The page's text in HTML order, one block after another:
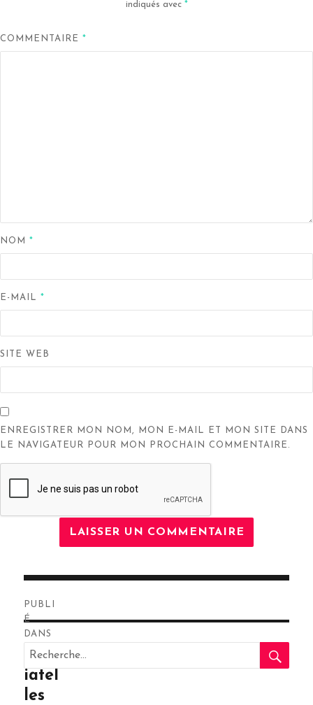
indiqués avec *
COMMENTAIRE *
NOM *
E-MAIL *
SITE WEB
ENREGISTRER MON NOM, MON E-MAIL ET MON SITE DANS
LE NAVIGATEUR POUR MON PROCHAIN COMMENTAIRE.
de
l’article
PUBLI
É
DANS
Tagl
iatel
les
Recherche
pour
: